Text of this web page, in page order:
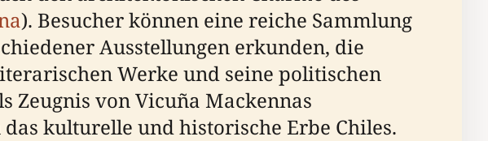
). Besucher können eine reiche Sammlung
Ausstellungen erkunden, die
Werke und seine politischen
Zeugnis von Vicuña Mackennas
kulturelle und historische Erbe Chiles.